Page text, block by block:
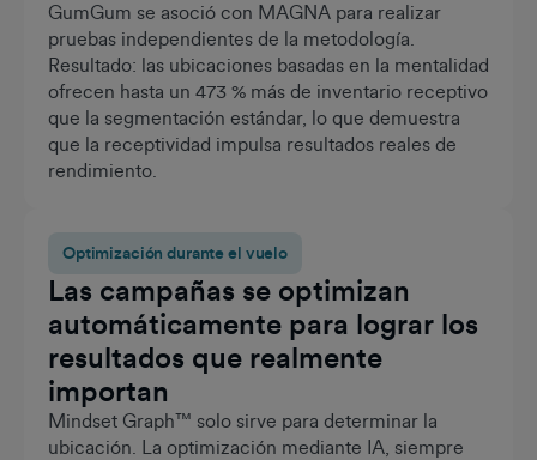
GumGum se asoció con MAGNA para realizar
pruebas independientes de la metodología.
Resultado: las ubicaciones basadas en la mentalidad
ofrecen hasta un 473 % más de inventario receptivo
que la segmentación estándar, lo que demuestra
que la receptividad impulsa resultados reales de
rendimiento.
Optimización durante el vuelo
Las campañas se optimizan
automáticamente para lograr los
resultados que realmente
importan
Mindset Graph™ solo sirve para determinar la
ubicación. La optimización mediante IA, siempre